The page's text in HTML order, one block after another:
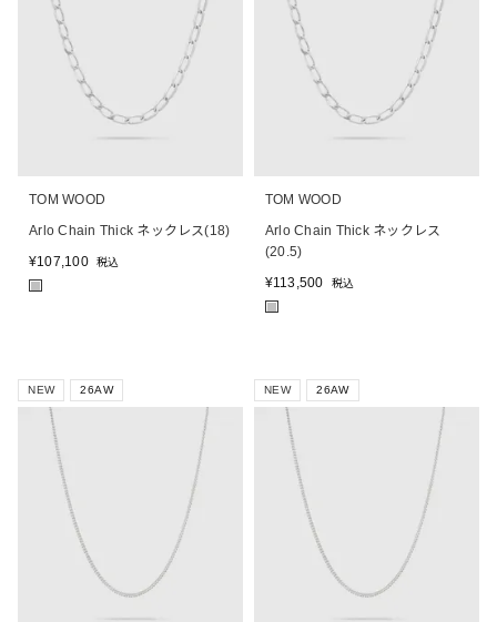
TOM WOOD
Arlo Chain Thick ネックレス(18)
¥107,100 税込
TOM WOOD
Arlo Chain Thick ネックレス
(20.5)
¥113,500 税込
NEW 26AW NEW 26AW